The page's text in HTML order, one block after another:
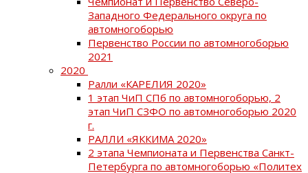
Западного Федерального округа по
автомногоборью
Первенство России по автомногоборью
2021
2020
Ралли «КАРЕЛИЯ 2020»
1 этап ЧиП СПб по автомногоборью, 2
этап ЧиП СЗФО по автомногоборью 2020
г.
РАЛЛИ «ЯККИМА 2020»
2 этапа Чемпионата и Первенства Санкт-
Петербурга по автомногоборью «Политех